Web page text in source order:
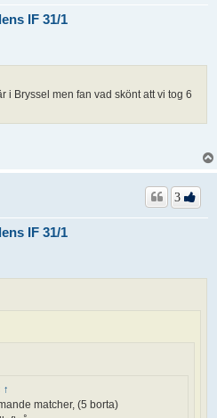
IF 31/1
i Bryssel men fan vad skönt att vi tog 6
IF 31/1
3
↑
matcher, (5 borta)